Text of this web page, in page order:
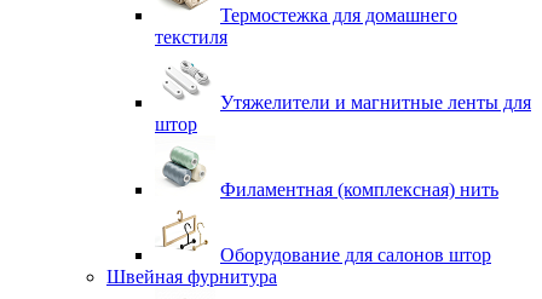
Термостежка для домашнего
текстиля
Утяжелители и магнитные ленты для
штор
Филаментная (комплексная) нить
Оборудование для салонов штор
Швейная фурнитура